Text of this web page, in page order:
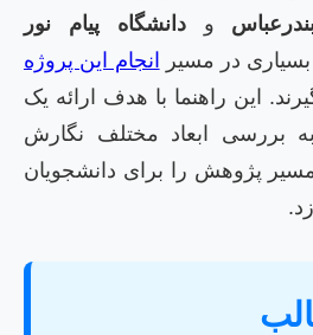
ودانشگاه پیام نور
در مسیر
انجام این پروژه
این راهنما با هدف ارائه یک
بررسی ابعاد مختلف نگارش
مسیر پژوهش را برای دانشجویان